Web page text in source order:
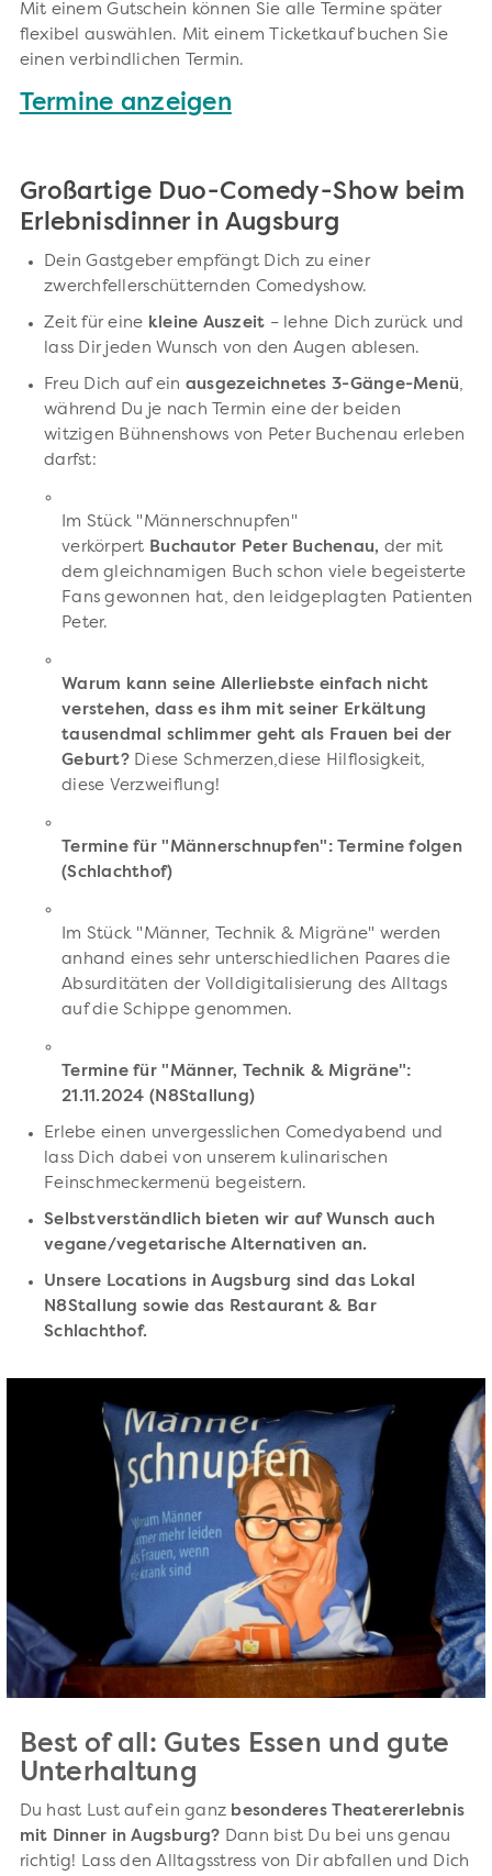
Mit einem Gutschein können Sie alle Termine später
flexibel auswählen. Mit einem Ticketkauf buchen Sie
einen verbindlichen Termin.
Termine anzeigen
Großartige Duo-Comedy-Show beim
Erlebnisdinner in Augsburg
Dein Gastgeber empfängt Dich zu einer
zwerchfellerschütternden Comedyshow.
Zeit für eine kleine Auszeit – lehne Dich zurück und
lass Dir jeden Wunsch von den Augen ablesen.
Freu Dich auf ein ausgezeichnetes 3-Gänge-Menü,
während Du je nach Termin eine der beiden
witzigen Bühnenshows von Peter Buchenau erleben
darfst:
Im Stück "Männerschnupfen"
verkörpert Buchautor Peter Buchenau, der mit
dem gleichnamigen Buch schon viele begeisterte
Fans gewonnen hat, den leidgeplagten Patienten
Peter.
Warum kann seine Allerliebste einfach nicht
verstehen, dass es ihm mit seiner Erkältung
tausendmal schlimmer geht als Frauen bei der
Geburt?Diese Schmerzen,diese Hilflosigkeit,
diese Verzweiflung!
Termine für "Männerschnupfen": Termine folgen
(Schlachthof)
Im Stück "Männer, Technik & Migräne" werden
anhand eines sehr unterschiedlichen Paares die
Absurditäten der Volldigitalisierung des Alltags
auf die Schippe genommen.
Termine für "Männer, Technik & Migräne":
21.11.2024 (N8Stallung)
Erlebe einen unvergesslichen Comedyabend und
lass Dich dabei von unserem kulinarischen
Feinschmeckermenü begeistern.
Selbstverständlich bieten wir auf Wunsch auch
vegane/vegetarische Alternativen an.
Unsere Locations in Augsburg sind das Lokal
N8Stallung sowie das Restaurant & Bar
Schlachthof.
Best of all: Gutes Essen und gute
Unterhaltung
Du hast Lust auf ein ganz besonderes Theatererlebnis
mit Dinner in Augsburg? Dann bist Du bei uns genau
richtig! Lass den Alltagsstress von Dir abfallen und Dich